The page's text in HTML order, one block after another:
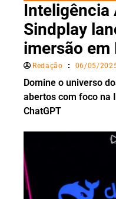
Sindplay
imersão em
Redação 06/05/
Domine o universo
abertos com foco na
ChatGPT